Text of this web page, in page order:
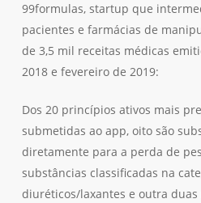
99formulas, startup que
pacientes e farmácias de
de 3,5 mil receitas médicas
2018 e fevereiro de 2019:
Dos 20 princípios ativos mais
submetidas ao app, oito são
diretamente para a perda de
substâncias classificadas na
diuréticos/laxantes e outra